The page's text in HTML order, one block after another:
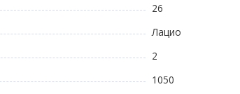
26
Лацио
2
1050